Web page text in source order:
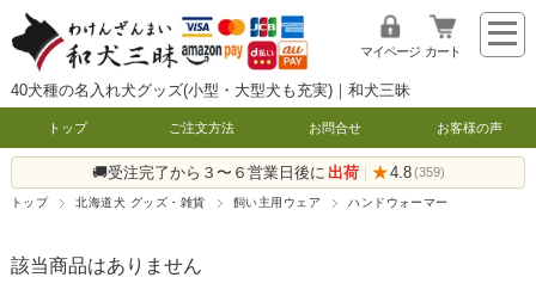
40犬種の名入れ犬グッズ(小型・大型犬も充実)｜和犬三昧
マイページ カート
トップ ご注文方法 お問合せ お客様の声
🚚受注完了から３〜６営業日後に 出荷 | ★4.8 (359)
トップ 北海道犬 グッズ・雑貨 飼い主用ウェア ハンドウォーマー
該当商品はありません